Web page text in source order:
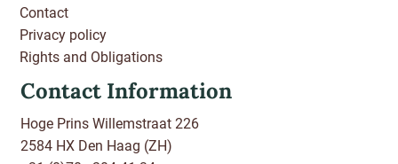
Contact Information
Contact
Privacy policy
Rights and Obligations
Hoge Prins Willemstraat 226
2584 HX Den Haag (ZH)